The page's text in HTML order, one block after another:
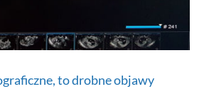
to drobne objawy